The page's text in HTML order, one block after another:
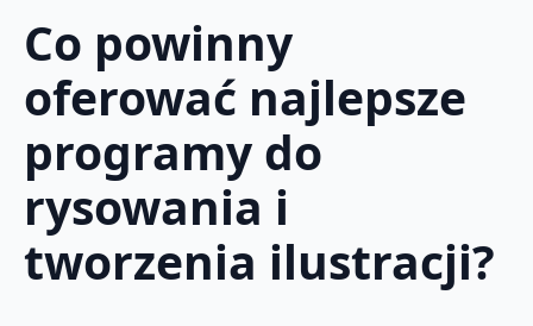
Co powinny
oferować najlepsze
programy do
rysowania i
tworzenia ilustracji?